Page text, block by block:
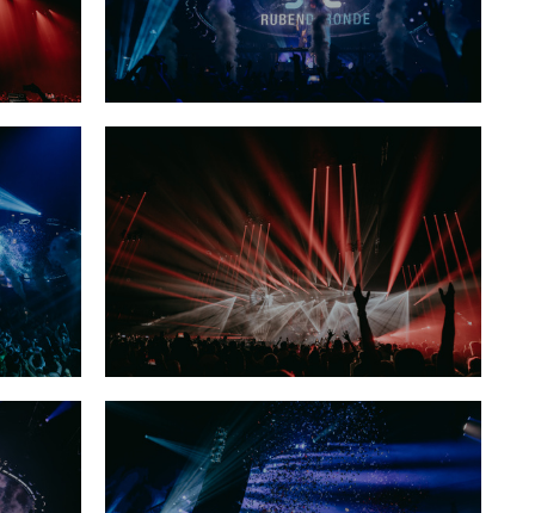
Ruben Deronde A State Of Trance «ASOT
1000»